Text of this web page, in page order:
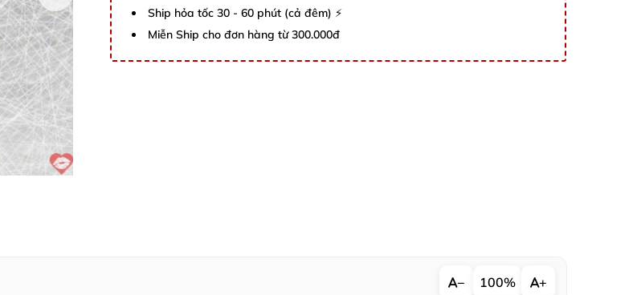
Ship hỏa tốc 30 - 60 phút (cả đêm) ⚡
Miễn Ship cho đơn hàng từ 300.000đ
− 100% +